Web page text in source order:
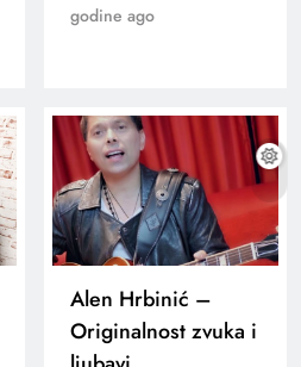
godine ago
Alen Hrbinić –
Originalnost zvuka i